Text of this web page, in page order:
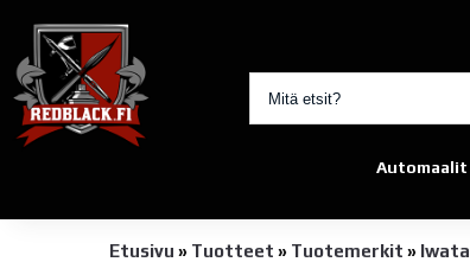
Automaalit
Etusivu » Tuotteet » Tuotemerkit » Iwata